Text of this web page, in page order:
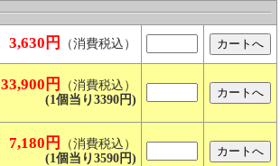
3,630円 （消費税込）
33,900円
（消費税込）
(1個当り3390円)
7,180円
（消費税込）
(1個当り3590円)